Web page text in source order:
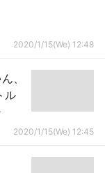
2020/1/15(We) 12:48
、
ル
2020/1/15(We) 12:45